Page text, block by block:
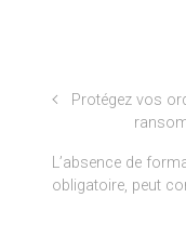
Protégez vos
L’absence de
obligatoire, peut